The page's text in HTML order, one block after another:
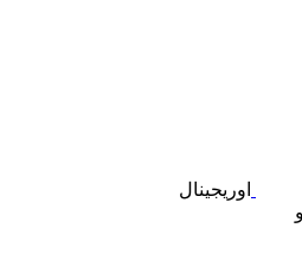
اوریجینال